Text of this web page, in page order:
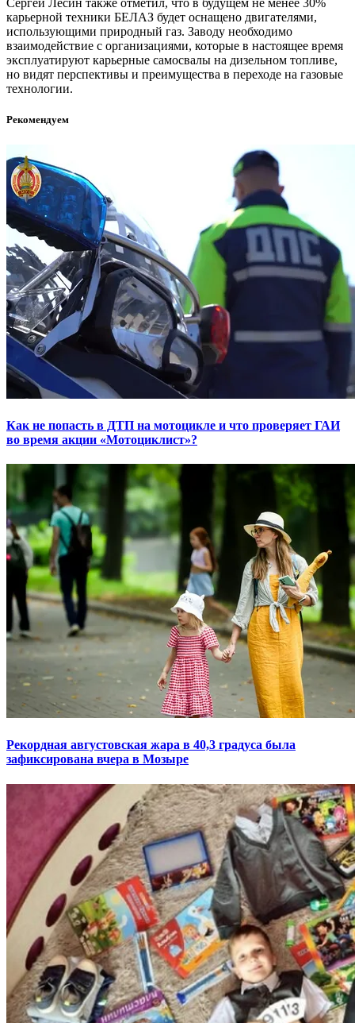
Сергей Лесин также отметил, что в будущем не менее 30%
карьерной техники БЕЛАЗ будет оснащено двигателями,
использующими природный газ. Заводу необходимо
взаимодействие с организациями, которые в настоящее время
эксплуатируют карьерные самосвалы на дизельном топливе,
но видят перспективы и преимущества в переходе на газовые
технологии.
Рекомендуем
Как не попасть в ДТП на мотоцикле и что проверяет ГАИ
во время акции «Мотоциклист»?
Рекордная августовская жара в 40,3 градуса была
зафиксирована вчера в Мозыре